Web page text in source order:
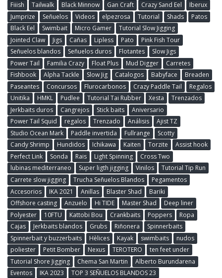
Fiiish Tailwalk Black Minnow Gan Craft Crazy Sand Eel
Iberux
Jumprize
Señuelos Videos elpezrosa Tutorial Shads
Patos
Black Eel
Swimbait Micro Gamer
Tutorial Slow Jigging
Jointed Claw
Jigs Cañas Lipless Pato
Pink Fish Tour
Señuelos blandos
Señuelos duros Flotantes
Slow Jigs
Power Tail
Familia Crazy Float Plus Mud Digger
Carretes
Fishbook
Alpha Tackle Slow Jig Catalogos Babyface
Breaden
Paseantes
Concursos Flurocarbonos Crazy Paddle Tail
Regalos
Unitika
HMKL Pudlee Tutorial Tai Rubber Xesta
Trenzados
Jerkbaits duros
Cangrejos Stick baits
Aniversario
Power Tail Squid
regalos Trenzado Análisis
Ajist TZ
Studio Ocean Mark
Paddle invertida Fullrange
Scotty
Candy Shrimp
Hundidos Ichikawa Kaiten Torzite
Assist hook
Perfect Link
Sonda Rais Light Spinning
Cross Two
lubinas mediterraneo
Super ligth jigging Vinilos
Tutorial Tip Run
Carrete slow jigging
Trucha Señuelos Blandos
Pegamentos
Accesorios
IKA 2021 Anillas Blaster Shad
Bariki
Offshore casting
Anzuelo Hi TIDE Master Shad
Deep liner
Polyester
10FTU Kattobi Bou Crankbaits Poppers
Ropa
Cajas
Jerkbaits blandos Grubs Riñonera
Spinnerbaits
Spinnerbait y buzzerbaits
Hèlices Kayak swimbaits
nudos
poliester
Petit Bomber Nexus TEROTERO
ten feet under
Tutorial Shore Jigging
Chema San Martin
Alberto Burundarena
Eventos
IKA 2023
TOP 3 SEÑUELOS BLANDOS 23